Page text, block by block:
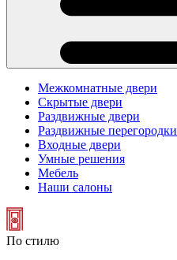
Межкомнатные двери
Скрытые двери
Раздвижные двери
Раздвижные перегородки
Входные двери
Умные решения
Мебель
Наши салоны
По стилю